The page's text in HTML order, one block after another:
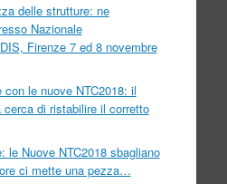
delle strutture: ne
Nazionale
Firenze 7 ed 8 novembre
con le nuove NTC2018: il
di ristabilire il corretto
le Nuove NTC2018 sbagliano
ci mette una pezza…